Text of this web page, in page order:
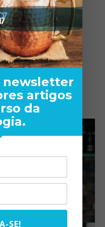
newsletter
artigos
da
SE!